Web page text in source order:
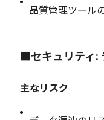
品質管理ツール
■セキュリティ:
主なリスク